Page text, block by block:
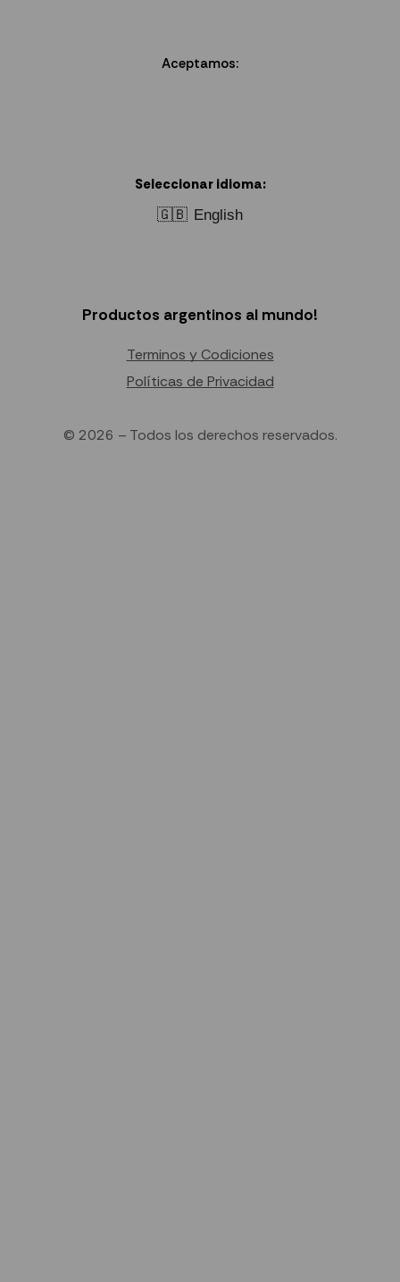
Aceptamos:
Seleccionar idioma:
🇬🇧 English
Productos argentinos al mundo!
Terminos y Codiciones
Políticas de Privacidad
© 2026 – Todos los derechos reservados.